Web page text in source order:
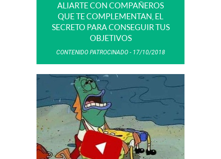
ALIARTE CON COMPAÑEROS
QUE TE COMPLEMENTAN, EL
SECRETO PARA CONSEGUIR TUS
OBJETIVOS
CONTENIDO PATROCINADO 17/10/2018